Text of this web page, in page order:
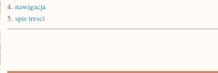
4. nawigacja
5. spis tresci